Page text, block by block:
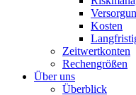
Kosten
Zeitwertkonten
Rechengrößen
Über uns
Überblick